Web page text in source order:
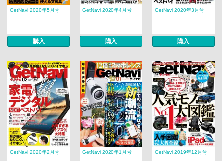
GetNavi 2020年5月号
購入
GetNavi 2020年4月号
購入
GetNavi 2020年3月号
購入
GetNavi 2020年2月号 GetNavi 2020年1月号 GetNavi 2019年12月号